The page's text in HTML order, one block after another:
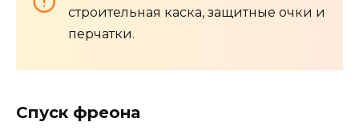
строительная каска, защитные очки и
перчатки.
Спуск фреона